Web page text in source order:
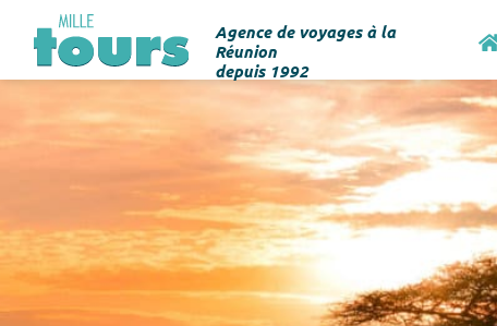
Agence de voyages à la
Réunion
depuis 1992